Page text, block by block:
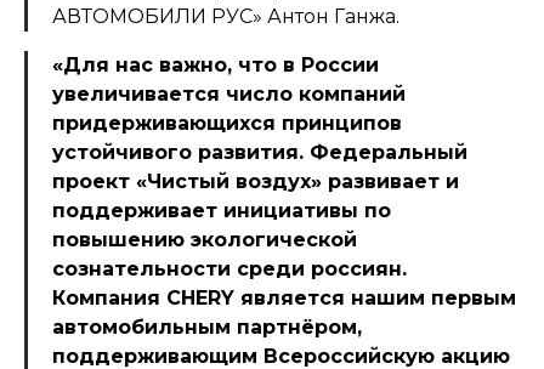
АВТОМОБИЛИ РУС» Антон Ганжа.
«Для нас важно, что в России
увеличивается число компаний
придерживающихся принципов
устойчивого развития. Федеральный
проект «Чистый воздух» развивает и
поддерживает инициативы по
повышению экологической
сознательности среди россиян.
Компания CHERY является нашим первым
автомобильным партнёром,
поддерживающим Всероссийскую акцию